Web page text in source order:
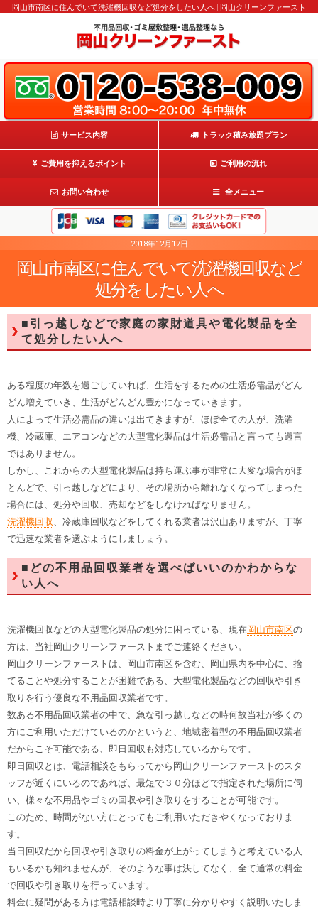
岡山市南区に住んでいて洗濯機回収など処分をしたい人へ | 岡山クリーンファースト
サービス内容 トラック積み放題プラン
ご費用を抑えるポイント ご利用の流れ
お問い合わせ 全メニュー
2018年12月17日
岡山市南区に住んでいて洗濯機回収など
処分をしたい人へ
■引っ越しなどで家庭の家財道具や電化製品を全
て処分したい人へ
ある程度の年数を過ごしていれば、生活をするための生活必需品がどん
どん増えていき、生活がどんどん豊かになっていきます。
人によって生活必需品の違いは出てきますが、ほぼ全ての人が、洗濯
機、冷蔵庫、エアコンなどの大型電化製品は生活必需品と言っても過言
ではありません。
しかし、これからの大型電化製品は持ち運ぶ事が非常に大変な場合がほ
とんどで、引っ越しなどにより、その場所から離れなくなってしまった
場合には、処分や回収、売却などをしなければなりません。
洗濯機回収
、冷蔵庫回収などをしてくれる業者は沢山ありますが、丁寧
で迅速な業者を選ぶようにしましょう。
■どの不用品回収業者を選べばいいのかわからな
い人へ
洗濯機回収などの大型電化製品の処分に困っている、現在岡山市南区の
方は、当社岡山クリーンファーストまでご連絡ください。
岡山クリーンファーストは、岡山市南区を含む、岡山県内を中心に、捨
てることや処分することが困難である、大型電化製品などの回収や引き
取りを行う優良な不用品回収業者です。
数ある不用品回収業者の中で、急な引っ越しなどの時何故当社が多くの
方にご利用いただけているのかというと、地域密着型の不用品回収業者
だからこそ可能である、即日回収も対応しているからです。
即日回収とは、電話相談をもらってから岡山クリーンファーストのスタ
ッフが近くにいるのであれば、最短で３０分ほどで指定された場所に伺
い、様々な不用品やゴミの回収や引き取りをすることが可能です。
このため、時間がない方にとってもご利用いただきやくなっておりま
す。
当日回収だから回収や引き取りの料金が上がってしまうと考えている人
もいるかも知れませんが、そのような事は決してなく、全て通常の料金
で回収や引き取りを行っています。
料金に疑問がある方は電話相談時より丁寧に分かりやすく説明いたしま